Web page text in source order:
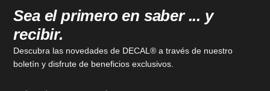
Sea el primero en saber ... y
recibir.
Descubra las novedades de DECAL® a través de nuestro
boletín y disfrute de beneficios exclusivos.